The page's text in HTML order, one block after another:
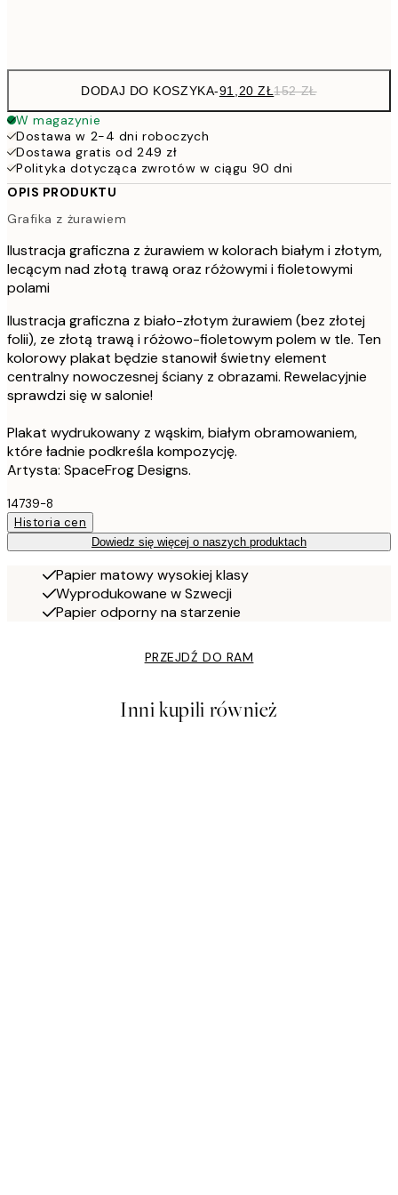
DODAJ DO KOSZYKA-91,20 ZŁ152 ZŁ
W magazynie
Dostawa w 2-4 dni roboczych
Dostawa gratis od 249 zł
Polityka dotycząca zwrotów w ciągu 90 dni
OPIS PRODUKTU
Grafika z żurawiem
Ilustracja graficzna z żurawiem w kolorach białym i złotym,
lecącym nad złotą trawą oraz różowymi i fioletowymi
polami
Ilustracja graficzna z biało-złotym żurawiem (bez złotej
folii), ze złotą trawą i różowo-fioletowym polem w tle. Ten
kolorowy plakat będzie stanowił świetny element
centralny nowoczesnej ściany z obrazami. Rewelacyjnie
sprawdzi się w salonie!
Plakat wydrukowany z wąskim, białym obramowaniem,
które ładnie podkreśla kompozycję.
Artysta: SpaceFrog Designs.
14739-8
Historia cen
Dowiedz się więcej o naszych produktach
Papier matowy wysokiej klasy
Wyprodukowane w Szwecji
Papier odporny na starzenie
PRZEJDŹ DO RAM
Inni kupili również